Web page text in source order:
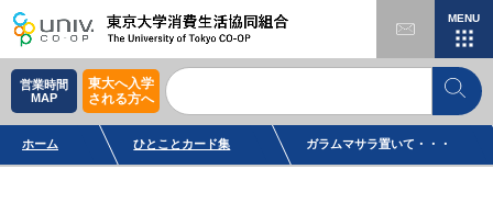
MENU
営業時間
MAP
東大へ入学
される方へ
ホーム ひとことカード集 ガラムマサラ置いて・・・